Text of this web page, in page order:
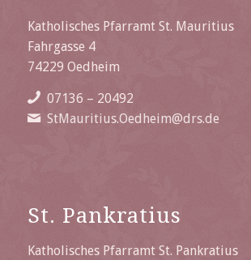
Katholisches Pfarramt St. Mauritius
Fahrgasse 4
74229 Oedheim
07136 – 20492
StMauritius.Oedheim@drs.de
St. Pankratius
Katholisches Pfarramt St. Pankratius